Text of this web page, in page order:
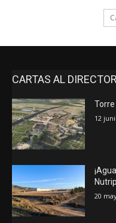
CARTAS AL DIRECTOR
12
20